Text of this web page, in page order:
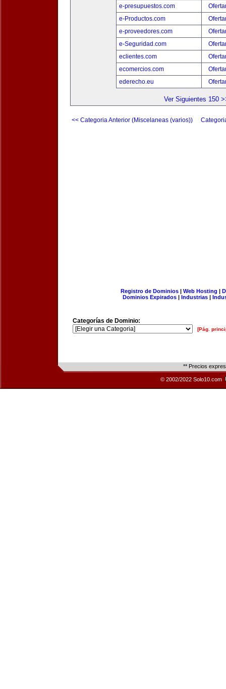
e-presupuestos.com
e-Productos.com
e-proveedores.com
e-Seguridad.com
eclientes.com
ecomercios.com
ederecho.eu
Ver Siguientes 150
<< Categoria Anterior (Miscelaneas (varios))
Registro de Dominios| Web Hosting |
Dominios Expirados | Industrias |
Categorías de Dominio:
[Pág.
** Precios
© 2002/2022 Solo10.com